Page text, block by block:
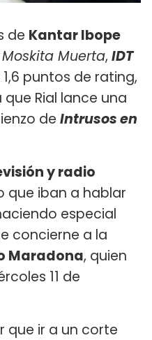
de Kantar Ibope
Moskita Muerta, IDT
puntos de rating,
Rial lance una
de Intrusos en
y radio
que iban a hablar
especial
concierne a la
Maradona, quien
11 de
que ir a un corte